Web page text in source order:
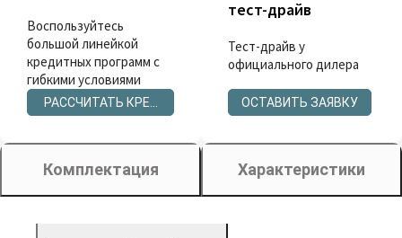
Воспользуйтесь
большой линейкой
кредитных программ с
гибкими условиями
РАССЧИТАТЬ КРЕДИТ
тест-драйв
Тест-драйв у
официального дилера
ОСТАВИТЬ ЗАЯВКУ
Комплектация Характеристики